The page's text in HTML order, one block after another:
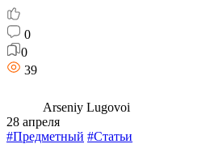
0
0
39
Arseniy Lugovoi
28 апреля
#Предметный #Статьи